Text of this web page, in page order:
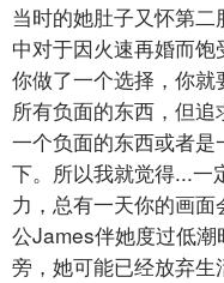
当时的她肚子又怀第
中对于因火速再婚而饱
你做了一个选择，你
所有负面的东西，但
一个负面的东西或者
下。所以我就觉得...一
力，总有一天你的画
公James伴她度过低
旁，她可能已经放弃生